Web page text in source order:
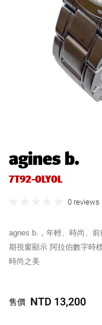
agines b.
7T92-0LY0L
0 reviews
agnes b.，年輕、時尚、
期視窗顯示 阿拉伯數字時
時尚之美
售價 NTD 13,200